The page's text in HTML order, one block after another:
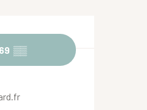
▒▒